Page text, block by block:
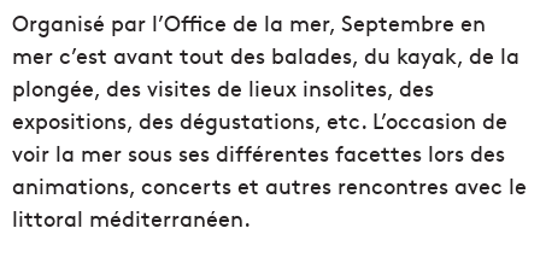
Organisé par l’Office de la mer, Septembre en
mer c’est avant tout des balades, du kayak, de la
plongée, des visites de lieux insolites, des
expositions, des dégustations, etc. L’occasion de
voir la mer sous ses différentes facettes lors des
animations, concerts et autres rencontres avec le
littoral méditerranéen.